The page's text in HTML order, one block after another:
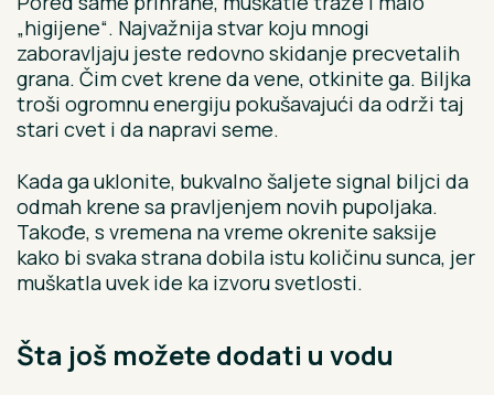
„higijene“. Najvažnija stvar koju mnogi
zaboravljaju jeste redovno skidanje precvetalih
grana. Čim cvet krene da vene, otkinite ga. Biljka
troši ogromnu energiju pokušavajući da održi taj
stari cvet i da napravi seme.
Kada ga uklonite, bukvalno šaljete signal biljci da
odmah krene sa pravljenjem novih pupoljaka.
Takođe, s vremena na vreme okrenite saksije
kako bi svaka strana dobila istu količinu sunca, jer
muškatla uvek ide ka izvoru svetlosti.
Šta još možete dodati u vodu